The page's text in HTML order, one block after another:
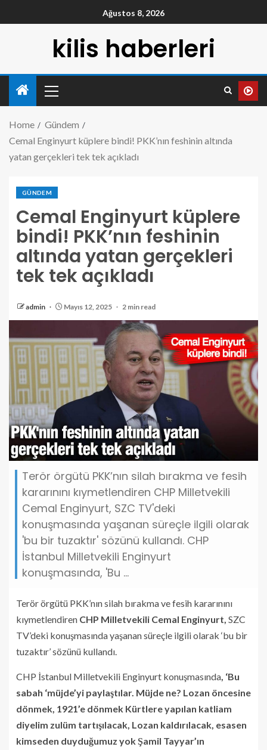
Ağustos 8, 2026
kilis haberleri
Home
Gündem
Cemal Enginyurt küplere bindi! PKK’nın feshinin altında
yatan gerçekleri tek tek açıkladı
GÜNDEM
Cemal Enginyurt küplere
bindi! PKK’nın feshinin
altında yatan gerçekleri
tek tek açıkladı
admin Mayıs 12, 2025 2 min read
Terör örgütü PKK’nın silah bırakma ve fesih
kararınını kıymetlendiren CHP Milletvekili
Cemal Enginyurt, SZC TV'deki
konuşmasında yaşanan süreçle ilgili olarak
'bu bir tuzaktır' sözünü kullandı. CHP
İstanbul Milletvekili Enginyurt
konuşmasında, 'Bu ...
Terör örgütü PKK’nın silah bırakma ve fesih kararınını
kıymetlendiren CHP Milletvekili Cemal Enginyurt, SZC
TV’deki konuşmasında yaşanan süreçle ilgili olarak ‘bu bir
tuzaktır’ sözünü kullandı.
CHP İstanbul Milletvekili Enginyurt konuşmasında , ‘Bu
sabah ‘müjde’yi paylaştılar. Müjde ne? Lozan öncesine
dönmek, 1921’e dönmek Kürtlere yapılan katliam
diyelim zulüm tartışılacak, Lozan kaldırılacak, esasen
kimseden duyduğumuz yok Şamil Tayyar’ın